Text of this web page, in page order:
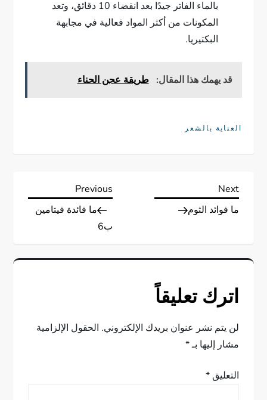
بالماء الفاتر جيدًا بعد انقضاء 10 دقائق، وتعد
المكونات من أكثر المواد فعالية في مجابهة
البكتيريا.
قد يهمك هذا المقال: طريقة عجن الحناء
العناية بالشعر
ت
ص
ا
ل
Previous
Post
Previous
ما فائدة فيتامين
ب6
Next
Post
Next
ما فوائد الثوم
اترك تعليقاً
لن يتم نشر عنوان بريدك الإلكتروني. الحقول الإلزامية
مشار إليها بـ*
التعليق*